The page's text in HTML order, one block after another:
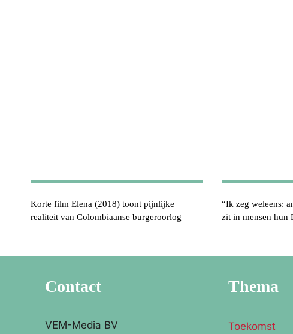
Korte film Elena (2018) toont pijnlijke
realiteit van Colombiaanse burgeroorlog
“Ik zeg weleens:
zit in mensen hun
Contact
VEM-Media BV
Thema
Toekomst